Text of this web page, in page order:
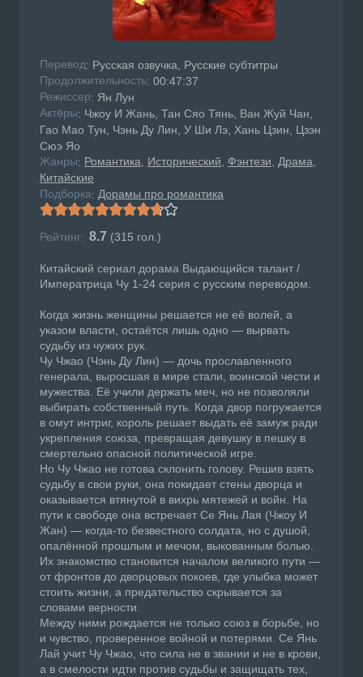
Перевод: Русская озвучка, Русские субтитры
Продолжительность: 00:47:37
Режисcер: Ян Лун
Актёры: Чжоу И Жань, Тан Сяо Тянь, Ван Жуй Чан,
Гао Мао Тун, Чэнь Ду Лин, У Ши Лэ, Хань Цзин, Цзэн
Сюэ Яо
Жанры: Романтика Исторический Фэнтези Драма
Китайские
Подборка: Дорамы про романтика
Рейтинг: 8.7 (315 гол.)
Китайский сериал дорама Выдающийся талант /
Императрица Чу 1-24 серия с русским переводом.
Когда жизнь женщины решается не её волей, а
указом власти, остаётся лишь одно — вырвать
судьбу из чужих рук.
Чу Чжао (Чэнь Ду Лин) — дочь прославленного
генерала, выросшая в мире стали, воинской чести и
мужества. Её учили держать меч, но не позволяли
выбирать собственный путь. Когда двор погружается
в омут интриг, король решает выдать её замуж ради
укрепления союза, превращая девушку в пешку в
смертельно опасной политической игре.
Но Чу Чжао не готова склонить голову. Решив взять
судьбу в свои руки, она покидает стены дворца и
оказывается втянутой в вихрь мятежей и войн. На
пути к свободе она встречает Се Янь Лая (Чжоу И
Жан) — когда-то безвестного солдата, но с душой,
опалённой прошлым и мечом, выкованным болью.
Их знакомство становится началом великого пути —
от фронтов до дворцовых покоев, где улыбка может
стоить жизни, а предательство скрывается за
словами верности.
Между ними рождается не только союз в борьбе, но
и чувство, проверенное войной и потерями. Се Янь
Лай учит Чу Чжао, что сила не в звании и не в крови,
а в смелости идти против судьбы и защищать тех,